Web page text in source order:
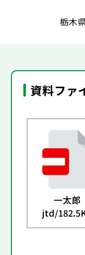
栃木
資料ファ
一太郎
jtd/